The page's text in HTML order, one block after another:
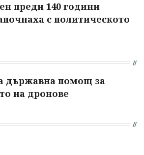
преди 140 години
с политическото
държавна помощ за
на дронове